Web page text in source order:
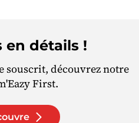
en détails !
souscrit, découvrez notre
First.